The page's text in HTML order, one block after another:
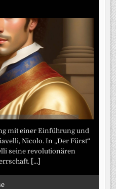
mit einer Einführung und
Nicolo. In „Der Fürst“
seine revolutionären
[...]